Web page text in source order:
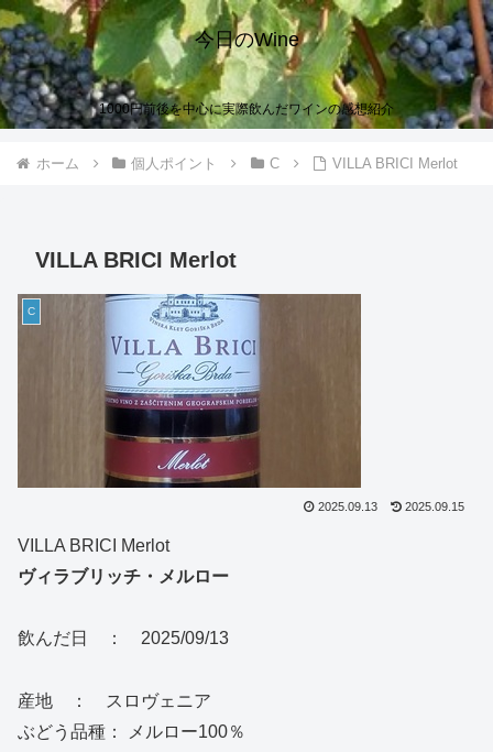
今日のWine
1000円前後を中心に実際飲んだワインの感想紹介
ホーム 個人ポイント C VILLA BRICI Merlot
VILLA BRICI Merlot
C
2025.09.13 2025.09.15
VILLA BRICI Merlot
ヴィラブリッチ・メルロー
飲んだ日 ： 2025/09/13
産地 ： スロヴェニア
ぶどう品種： メルロー100％